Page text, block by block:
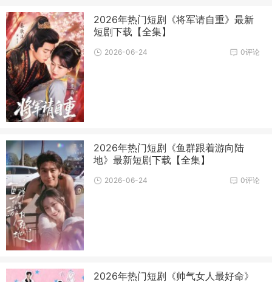
2026年热门短剧《将军请自重》最新
短剧下载【全集】
0评论
2026-06-24
2026年热门短剧《鱼群跟着游向陆
地》最新短剧下载【全集】
0评论
2026-06-24
2026年热门短剧《帅气女人最好命》